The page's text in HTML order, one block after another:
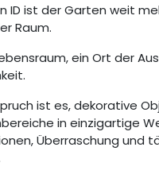
ID ist der Garten weit
Raum.
ein Ort der
ist es, dekorative
in einzigartige
Überraschung und